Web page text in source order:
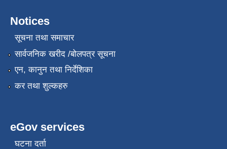
Notices
सूचना तथा समाचार
सार्वजनिक खरीद /बोलपत्र सूचना
एन, कानुन तथा निर्देशिका
कर तथा शुल्कहरु
eGov services
घटना दर्ता